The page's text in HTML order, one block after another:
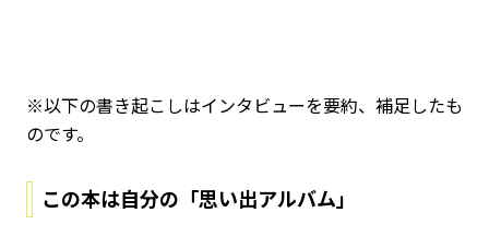
※以下の書き起こしはインタビューを要約、補足したも
のです。
この本は自分の「思い出アルバム」